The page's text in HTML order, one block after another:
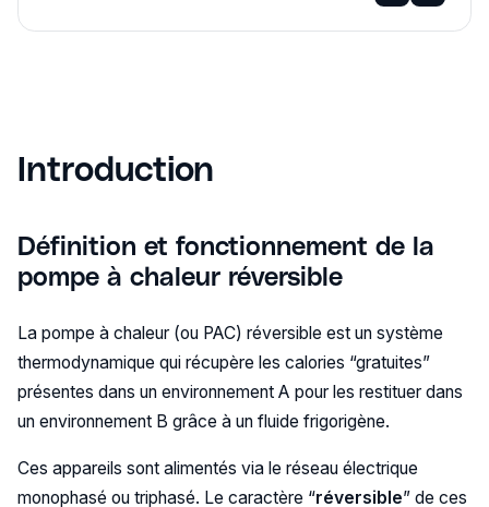
Introduction
Définition et fonctionnement de la
pompe à chaleur réversible
La pompe à chaleur (ou PAC) réversible est un système
thermodynamique qui récupère les calories “gratuites”
présentes dans un environnement A pour les restituer dans
un environnement B grâce à un fluide frigorigène.
Ces appareils sont alimentés via le réseau électrique
monophasé ou triphasé. Le caractère “réversible” de ces